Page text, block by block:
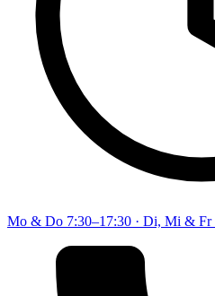
Mo & Do 7:30–17:30 · Di, Mi & Fr